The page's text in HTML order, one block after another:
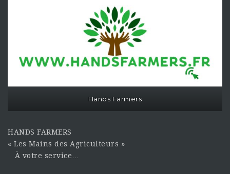
Hands Farmers
HANDS FARMERS
« Les Mains des Agriculteurs »
À votre service…